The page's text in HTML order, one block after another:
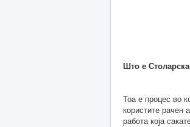
Што е
Тоа е процес во
користите рачен
работа која